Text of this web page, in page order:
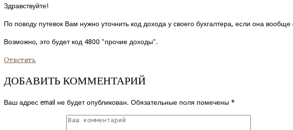
Здравствуйте!
По поводу путевок Вам нужно уточнить код дохода у своего бухгалтера, если она
Возможно, это будет код 4800 "прочие доходы".
Ответить
ДОБАВИТЬ КОММЕНТАРИЙ
Ваш адрес email не будет опубликован. Обязательные поля помечены *